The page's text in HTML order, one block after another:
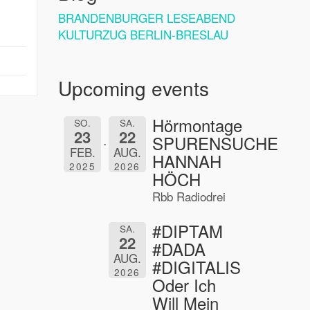
BRANDENBURGER LESEABEND
KULTURZUG BERLIN-BRESLAU
Upcoming events
SO.
23
FEB.
2025
SA.
22
AUG.
2026
Hörmontage
SPURENSUCHE
HANNAH
HÖCH
Rbb Radiodrei
SA.
22
AUG.
2026
#DIPTAM
#DADA
#DIGITALIS
Oder Ich
Will Mein